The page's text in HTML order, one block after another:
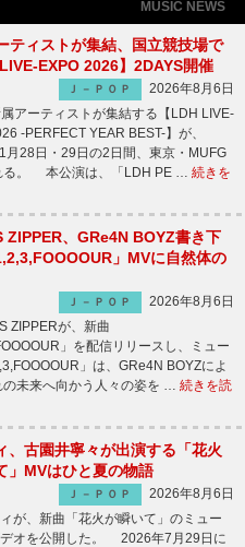
MUSIC NEWS
ティストが集結、国立競技場で
LIVE-EXPO 2026】2DAYS開催
Ｊ－ＰＯＰ
2026年8月6日
アーティストが集結する【LDH LIVE-
-PERFECT YEAR BEST-】が、
月28日・29日の2日間、東京・MUFG
る。 本公演は、「LDH PE … 続きを
ZIPPER、GRe4N BOYZ書き下
」MVに自然体の
Ｊ－ＰＯＰ
2026年8月6日
ZIPPERが、新曲
」を配信リリースし、ミュー
」は、GRe4N BOYZによ
の未来へ向かう人々の姿を … 続きを読
、古園井寧々が出演する「花火
」MVはひと夏の物語
Ｊ－ＰＯＰ
2026年8月6日
が、新曲「花火が瞬いて」のミュー
デオを公開した。 2026年7月29日に